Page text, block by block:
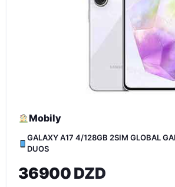
Mobily
GALAXY A17 4/128GB 2SIM GLOBAL
DUOS
36900 DZD